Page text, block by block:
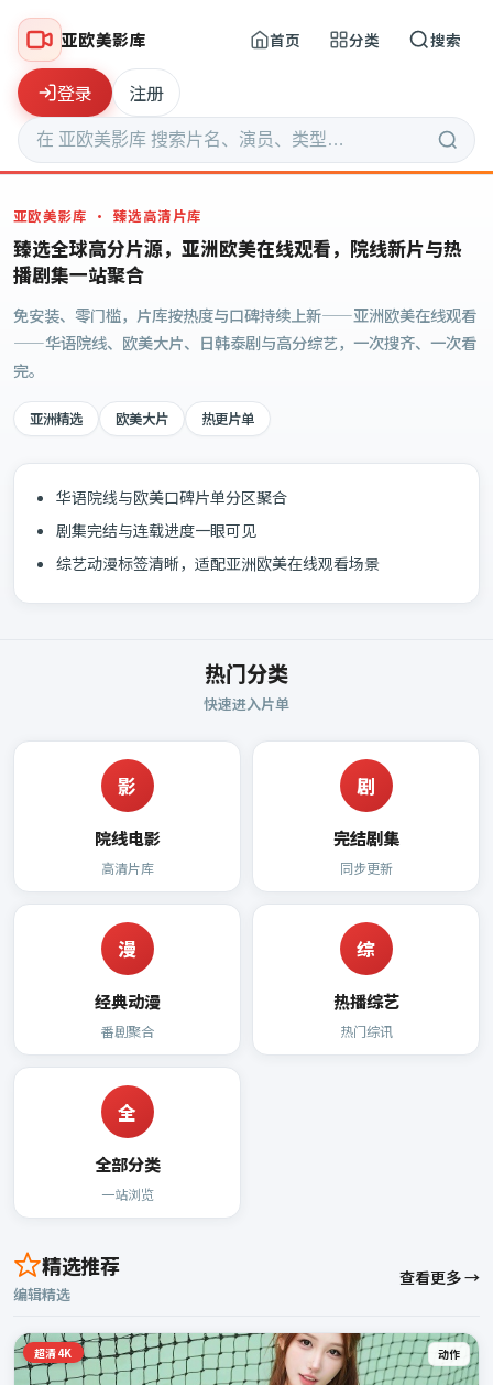
亚欧美影库 首页 分类 搜索
登录 注册
亚欧美影库 · 臻选高清片库
臻选全球高分片源，亚洲欧美在线观看，院线新片与热
播剧集一站聚合
免安装、零门槛，片库按热度与口碑持续上新——亚洲欧美在线观看
——华语院线、欧美大片、日韩泰剧与高分综艺，一次搜齐、一次看
完。
亚洲精选 欧美大片 热更片单
华语院线与欧美口碑片单分区聚合
剧集完结与连载进度一眼可见
综艺动漫标签清晰，适配亚洲欧美在线观看场景
热门分类
快速进入片单
影
院线电影
高清片库
剧
完结剧集
同步更新
漫
经典动漫
番剧聚合
综
热播综艺
热门综讯
全
全部分类
一站浏览
精选推荐
编辑精选
查看更多 →
超清4K 动作